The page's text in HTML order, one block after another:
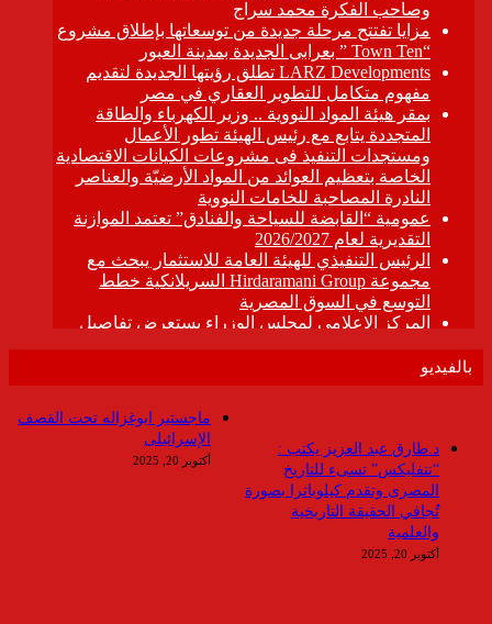
بالفيديو
ماجستير ابوغزاله تحت القصف
الإسرائيلى
أكتوبر 20, 2025
د.طارق عبد العزيز يكتب :
“نتفليكس” تسىء للتاريخ
المصرى وتقدم كيلوباترا بصورة
تُجافي الحقيقة التاريخية
والعلمية
أكتوبر 20, 2025